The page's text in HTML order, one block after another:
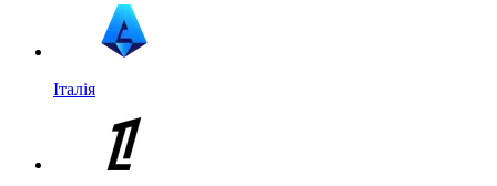
Італія